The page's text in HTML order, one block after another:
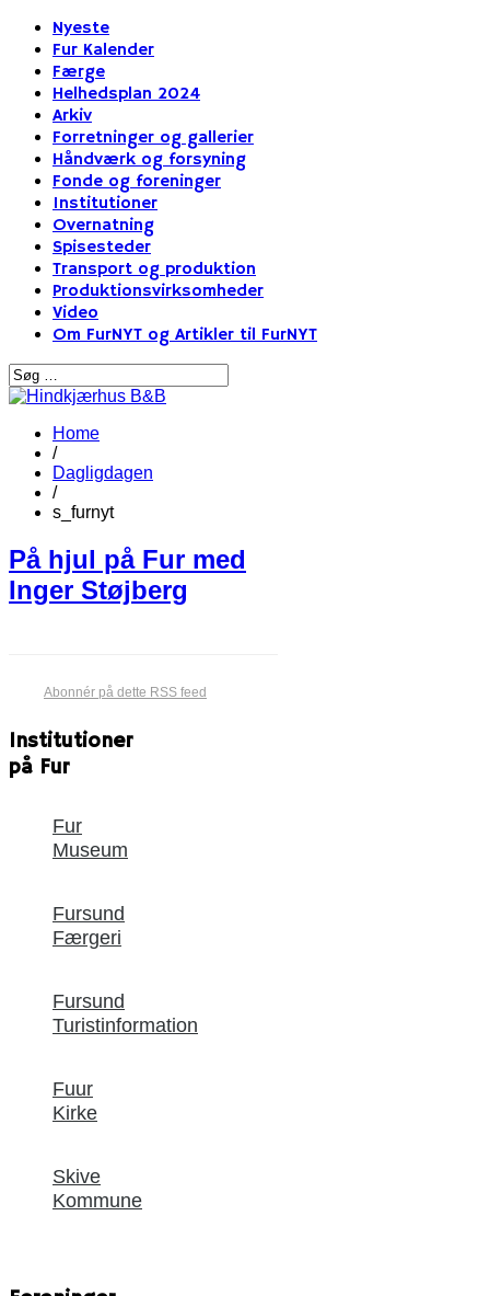
Nyeste
Fur Kalender
Færge
Helhedsplan 2024
Arkiv
Forretninger og gallerier
Håndværk og forsyning
Fonde og foreninger
Institutioner
Overnatning
Spisesteder
Transport og produktion
Produktionsvirksomheder
Video
Om FurNYT og Artikler til FurNYT
Home
/
Dagligdagen
/
s_furnyt
På hjul på Fur med
Inger Støjberg
Abonnér på dette RSS feed
Institutioner
på Fur
Fur
Museum
Fursund
Færgeri
Fursund
Turistinformation
Fuur
Kirke
Skive
Kommune